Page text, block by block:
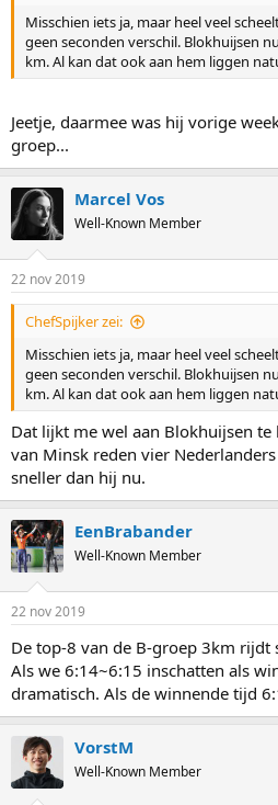
Misschien iets ja, maar heel veel
geen seconden verschil. Blokhuijsen
km. Al kan dat ook aan hem liggen
Jeetje, daarmee was hij vorige
groep...
Marcel Vos
Well-Known Member
22 nov 2019
ChefSpijker zei:
Misschien iets ja, maar heel veel
geen seconden verschil. Blokhuijsen
km. Al kan dat ook aan hem liggen
Dat lijkt me wel aan Blokhuijsen
van Minsk reden vier
sneller dan hij nu.
EenBrabander
Well-Known Member
22 nov 2019
De top-8 van de B-groep 3km rijdt
Als we 6:14~6:15 inschatten als
dramatisch. Als de winnende tijd
VorstM
Well-Known Member